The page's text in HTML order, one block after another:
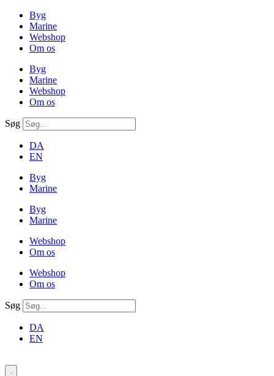
Byg
Marine
Webshop
Om os
Byg
Marine
Webshop
Om os
Søg
DA
EN
Byg
Marine
Byg
Marine
Webshop
Om os
Webshop
Om os
Søg
DA
EN